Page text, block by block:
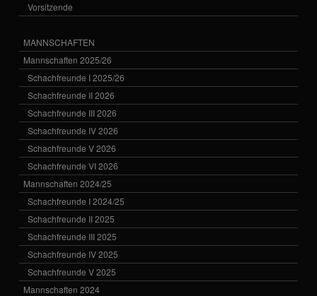
Vorsitzende
MANNSCHAFTEN
Mannschaften 2025/26
Schachfreunde I 2025/26
Schachfreunde II 2026
Schachfreunde III 2026
Schachfreunde IV 2026
Schachfreunde V 2026
Schachfreunde VI 2026
Mannschaften 2024/25
Schachfreunde I 2024/25
Schachfreunde II 2025
Schachfreunde III 2025
Schachfreunde IV 2025
Schachfreunde V 2025
Mannschaften 2024